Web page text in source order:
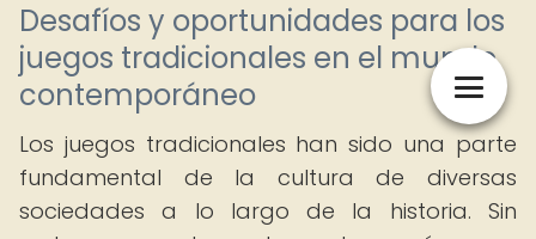
Desafíos y oportunidades para los
juegos tradicionales en el mundo
contemporáneo
Los juegos tradicionales han sido una parte
fundamental de la cultura de diversas
sociedades a lo largo de la historia. Sin